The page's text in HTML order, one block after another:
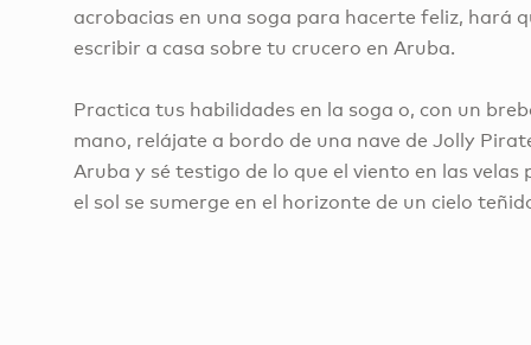
acrobacias en una soga para hacerte feliz, hará
escribir a casa sobre tu crucero en Aruba.
Practica tus habilidades en la soga o, con un
mano, relájate a bordo de una nave de Jolly
Aruba y sé testigo de lo que el viento en las velas
el sol se sumerge en el horizonte de un cielo